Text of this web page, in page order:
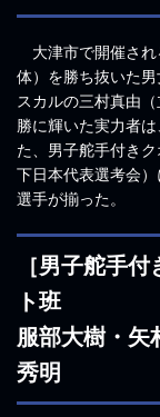
大津市で開催され
体）を勝ち抜いた
スカルの三村真由
勝に輝いた実力者
た、男子舵手付き
下日本代表選考会
選手が揃った。
［男子舵手付
ト班
服部大樹・矢
秀明